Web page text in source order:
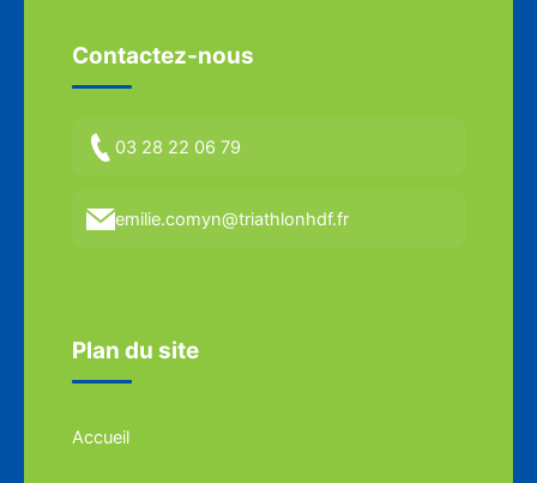
Contactez-nous
03 28 22 06 79
emilie.comyn@triathlonhdf.fr
Plan du site
Accueil